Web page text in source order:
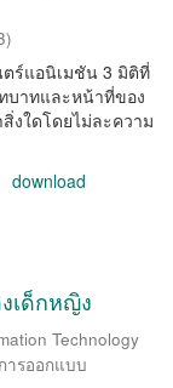
)
ร์แอนิเมชัน 3 มิติที่
บาทและหน้าที่ของ
งใดโดยไม่ละความ
download
เด็กหญิง
Technology
ารออกแบบ